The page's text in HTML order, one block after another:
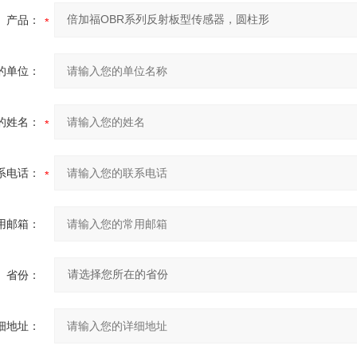
产品：
单位：
姓名：
电话：
邮箱：
省份：
地址：